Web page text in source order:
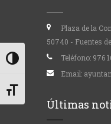
Alternar alto contraste
Alternar tamaño de letra
Plaza de la
50740 - Fuentes
Teléfono: 976
Email:
Últimas